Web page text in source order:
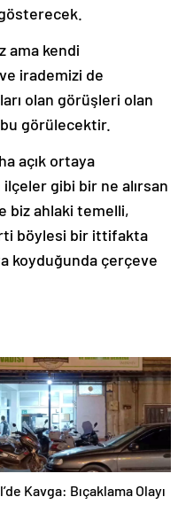
ama kendi
irademizi de
olan görüşleri olan
bu görülecektir.
açık ortaya
gibi bir ne alırsan
biz ahlaki temelli,
böylesi bir ittifakta
koyduğunda çerçeve
Kavga: Bıçaklama Olayı